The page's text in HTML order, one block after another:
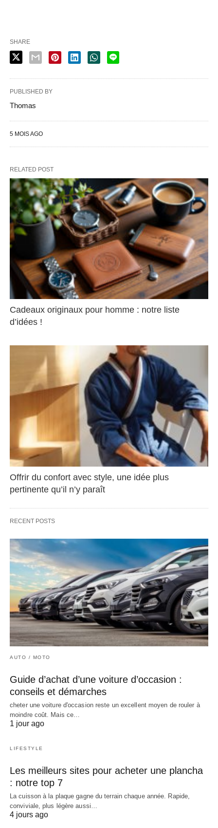
SHARE
PUBLISHED BY
Thomas
5 MOIS AGO
RELATED POST
Cadeaux originaux pour homme : notre liste
d’idées !
Offrir du confort avec style, une idée plus
pertinente qu’il n’y paraît
RECENT POSTS
AUTO / MOTO
Guide d’achat d’une voiture d’occasion :
conseils et démarches
cheter une voiture d'occasion reste un excellent moyen de rouler à
moindre coût. Mais ce…
1 jour ago
LIFESTYLE
Les meilleurs sites pour acheter une plancha
: notre top 7
La cuisson à la plaque gagne du terrain chaque année. Rapide,
conviviale, plus légère aussi…
4 jours ago